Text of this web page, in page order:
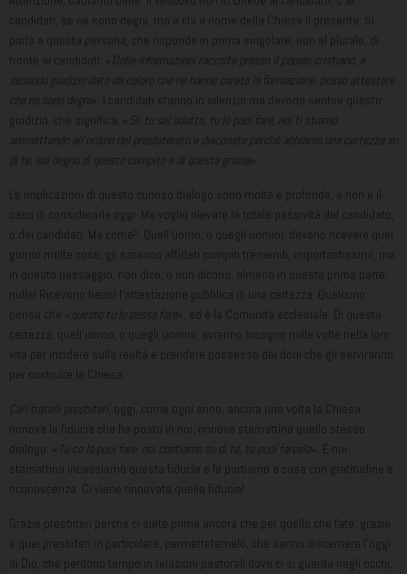
candidati, se ne sono degni, ma a chi a nome della Chiesa li presenta. Si
parla a questa persona, che risponde in prima singolare, non al plurale, di
fronte ai candidati: «
Dalle informazioni raccolte presso il popolo cristiano, e
secondo giudizio dato da coloro che ne hanno curato la formazione, posso attestare
che ne sono degni
». I candidati stanno in silenzio ma devono sentire questo
giudizio, che significa: «
Sì, tu sei adatto, tu lo puoi fare, noi ti stiamo
ammettendo all’ordine del presbiterato e diaconato perché abbiamo una certezza su
di te, sei degno di questo compito e di questa grazia
Le implicazioni di questo curioso dialogo sono molte e profonde, e non è il
caso di considerarle oggi. Ma voglio rilevare la totale passività del candidato,
o dei candidati. Ma come? Quell’uomo, o quegli uomini, devono ricevere quel
giorno molte cose, gli saranno affidati compiti tremendi, importantissimi, ma
in questo passaggio, non dice, o non dicono, almeno in questa prima parte,
nulla! Ricevono bensì l’attestazione pubblica di una certezza. Qualcuno
pensa che «
questo tu lo possa fare
», ed è la Comunità ecclesiale. Di questa
certezza, quell’uomo, o quegli uomini, avranno bisogno mille volte nella loro
vita per incidere sulla realtà e prendere possesso dei doni che gli serviranno
per costruire la Chiesa.
Cari fratelli presbiteri , oggi, come ogni anno, ancora una volta la Chiesa
rinnova la fiducia che ha posto in noi, rinnova stamattina quello stesso
dialogo: «
Tu ce la puoi fare, noi contiamo su di te, tu puoi farcela ». E noi
stamattina incassiamo questa fiducia e la portiamo a casa con gratitudine e
riconoscenza. Ci viene rinnovata quella fiducia!
Grazie presbiteri perché ci siete prima ancora che per quello che fate; grazie
a quei presbiteri in particolare, permettetemelo, che sanno discernere l’oggi
di Dio, che perdono tempo in relazioni pastorali dove ci si guarda negli occhi,